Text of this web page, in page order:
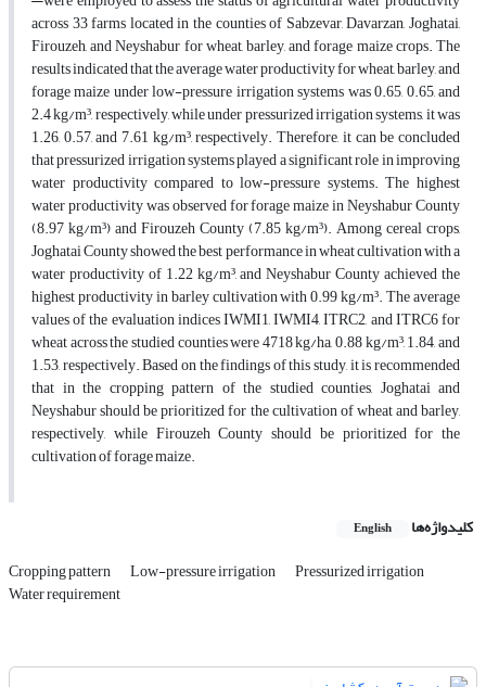
across 33 farms located in the counties of Sabzevar, Davarzan, Joghatai,
Firouzeh, and Neyshabur for wheat, barley, and forage maize crops. The
results indicated that the average water productivity for wheat, barley, and
forage maize under low-pressure irrigation systems was 0.65, 0.65, and
2.4 kg/m³, respectively, while under pressurized irrigation systems, it was
1.26, 0.57, and 7.61 kg/m³, respectively. Therefore, it can be concluded
that pressurized irrigation systems played a significant role in improving
water productivity compared to low-pressure systems. The highest
water productivity was observed for forage maize in Neyshabur County
(8.97 kg/m³) and Firouzeh County (7.85 kg/m³). Among cereal crops,
Joghatai County showed the best performance in wheat cultivation with a
water productivity of 1.22 kg/m³, and Neyshabur County achieved the
highest productivity in barley cultivation with 0.99 kg/m³. The average
values of the evaluation indices IWMI1, IWMI4, ITRC2, and ITRC6 for
wheat across the studied counties were 4718 kg/ha, 0.88 kg/m³, 1.84, and
1.53, respectively. Based on the findings of this study, it is recommended
that in the cropping pattern of the studied counties, Joghatai and
Neyshabur should be prioritized for the cultivation of wheat and barley,
respectively, while Firouzeh County should be prioritized for the
cultivation of forage maize.
کلیدواژه‌ها English
Cropping pattern Low-pressure irrigation Pressurized irrigation
Water requirement